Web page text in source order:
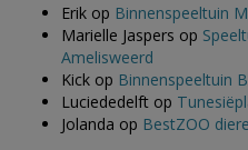
Erik op Binnenspeeltuin
Marielle Jaspers op
Amelisweerd
Kick op Binnenspeeltuin
Luciededelft op
Jolanda op BestZOO